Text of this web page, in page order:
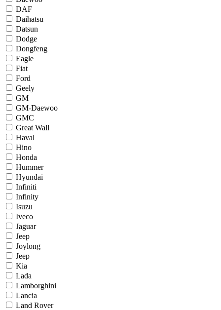
DAF
Daihatsu
Datsun
Dodge
Dongfeng
Eagle
Fiat
Ford
Geely
GM
GM-Daewoo
GMC
Great Wall
Haval
Hino
Honda
Hummer
Hyundai
Infiniti
Infinity
Isuzu
Iveco
Jaguar
Jeep
Joylong
Jееp
Kia
Lada
Lamborghini
Lancia
Land Rover